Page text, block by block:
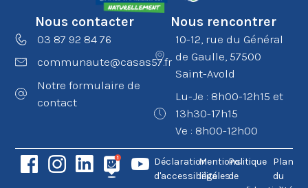
Nous contacter
03 87 92 84 76
communaute@casas57.fr
Notre formulaire de
contact
Nous rencontrer
10-12, rue du Général
de Gaulle, 57500
Saint-Avold
Lu-Je : 8h00-12h15 et
13h30-17h15
Ve : 8h00-12h00
Déclaration
d'accessibilité
Mentions
légales
Politique
de
Plan
du